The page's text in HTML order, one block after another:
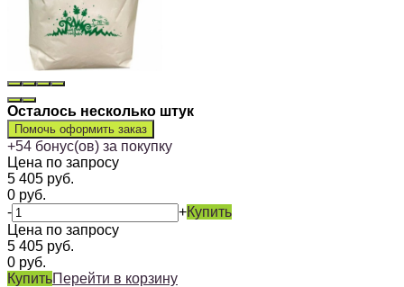
Осталось несколько штук
Помочь оформить заказ
+54 бонус(ов) за покупку
Цена по запросу
5 405 руб.
0 руб.
-
+Купить
Цена по запросу
5 405 руб.
0 руб.
КупитьПерейти в корзину